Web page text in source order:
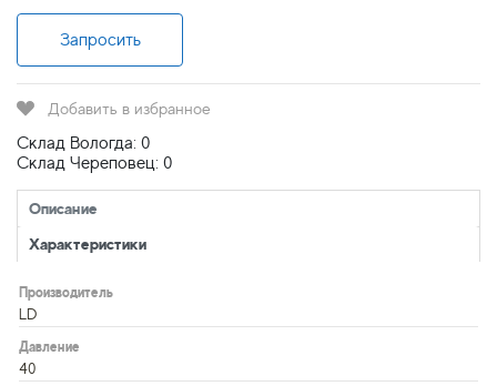
Запросить
Добавить в избранное
Склад Вологда: 0
Склад Череповец: 0
Описание
Характеристики
Производитель
LD
Давление
40